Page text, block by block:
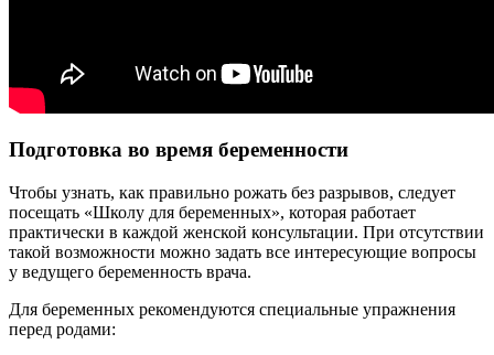
Подготовка во время беременности
Чтобы узнать, как правильно рожать без разрывов, следует
посещать «Школу для беременных», которая работает
практически в каждой женской консультации. При отсутствии
такой возможности можно задать все интересующие вопросы
у ведущего беременность врача.
Для беременных рекомендуются специальные упражнения
перед родами: